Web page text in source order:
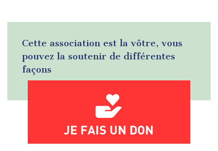
Cette association est la vôtre, vous
pouvez la soutenir de différentes
façons
JE FAIS UN DON